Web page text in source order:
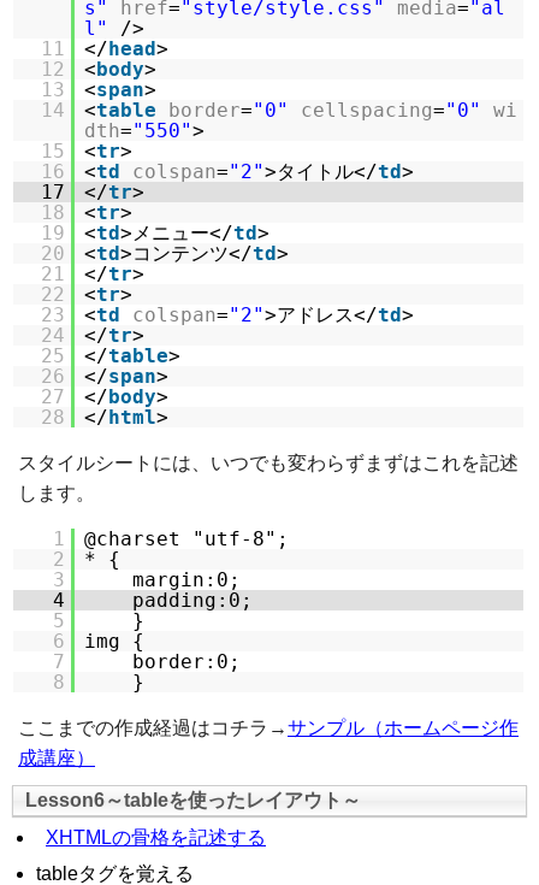
s" href="style/style.css" media="al
l"
/>
11
</head>
12
<body>
13
<span>
14
<table border="0" cellspacing="0"
wi
dth="550">
15
<tr>
16
<td colspan="2">タイトル</td>
17
</tr>
18
<tr>
19
<td>メニュー</td>
20
<td>コンテンツ</td>
21
</tr>
22
<tr>
23
<td colspan="2">アドレス</td>
24
</tr>
25
</table>
26
</span>
27
</body>
28
</html>
スタイルシートには、いつでも変わらずまずはこれを記述
します。
1
@charset "utf-8";
2
* {
3
margin:0;
4
padding:0;
5
}
6
img {
7
border:0;
8
}
ここまでの作成経過はコチラ→サンプル（ホームページ作
成講座）
Lesson6～tableを使ったレイアウト～
XHTMLの骨格を記述する
tableタグを覚える